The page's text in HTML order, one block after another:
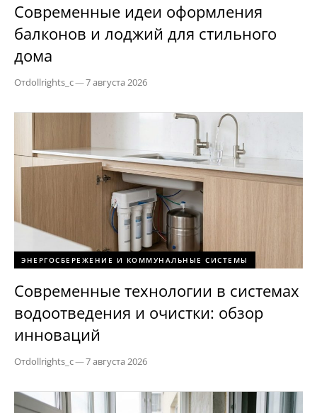
Современные идеи оформления
балконов и лоджий для стильного
дома
Отdollrights_c—7 августа 2026
ЭНЕРГОСБЕРЕЖЕНИЕ И КОММУНАЛЬНЫЕ СИСТЕМЫ
Современные технологии в системах
водоотведения и очистки: обзор
инноваций
Отdollrights_c—7 августа 2026